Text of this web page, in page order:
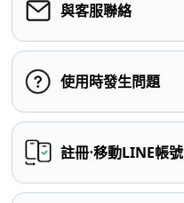
與客服聯絡
使用時發生問題
註冊⋅移動LINE帳號